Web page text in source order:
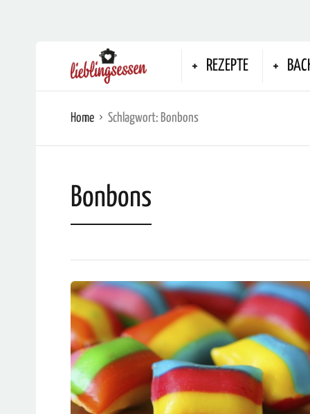
REZEPTE
Home Schlagwort: Bonbons
Bonbons